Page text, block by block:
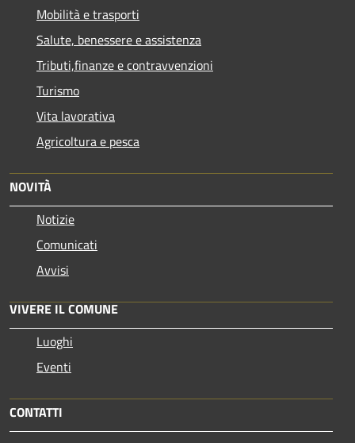
Mobilità e trasporti
Salute, benessere e assistenza
Tributi,finanze e contravvenzioni
Turismo
Vita lavorativa
Agricoltura e pesca
NOVITÀ
Notizie
Comunicati
Avvisi
VIVERE IL COMUNE
Luoghi
Eventi
CONTATTI